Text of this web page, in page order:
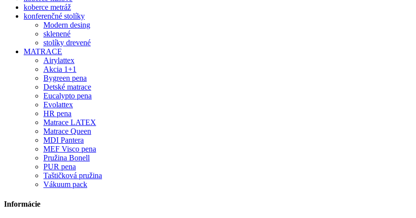
koberce metráž
konferenčné stolíky
Modern desing
sklenené
stolíky drevené
MATRACE
Airylattex
Akcia 1+1
Bygreen pena
Detské matrace
Eucalypto pena
Evolattex
HR pena
Matrace LATEX
Matrace Queen
MDI Pantera
MEF Visco pena
Pružina Bonell
PUR pena
Taštičková pružina
Vákuum pack
Informácie